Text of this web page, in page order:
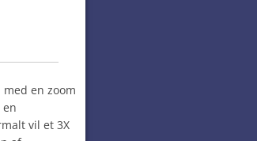
en zoom
en
vil et 3X